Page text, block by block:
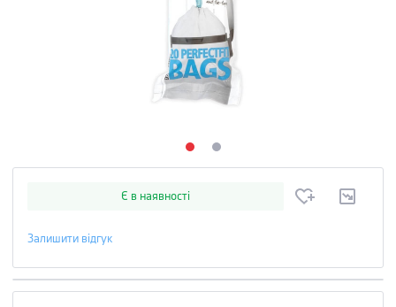
Є в наявності
Залишити відгук